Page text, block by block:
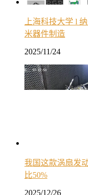
上海科技大学 l
米器件制造
2025/11/24
我国这款涡扇发
比50%
2025/12/26